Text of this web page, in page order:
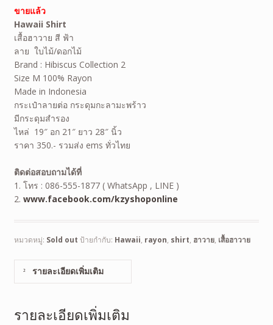
ขายแล้ว
Hawaii Shirt
เสื้อฮาวาย สี ฟ้า
ลาย ใบไม้/ดอกไม้
Brand : Hibiscus Collection 2
Size M 100% Rayon
Made in Indonesia
กระเป๋าลายต่อ กระดุมกะลามะพร้าว
มีกระดุมสำรอง
ไหล่ 19″ อก 21″ ยาว 28″ นิ้ว
ราคา 350.- รวมส่ง ems ทั่วไทย
ติดต่อสอบถามได้ที่
1. โทร : 086-555-1877 ( WhatsApp , LINE )
2. www.facebook.com/kzyshoponline
หมวดหมู่: Sold out ป้ายกำกับ: Hawaii, rayon, shirt, ฮาวาย, เสื้อฮาวาย
รายละเอียดเพิ่มเติม
รายละเอียดเพิ่มเติม